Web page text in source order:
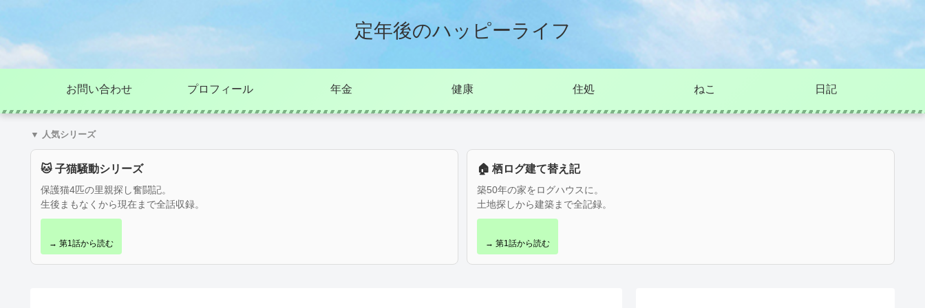
定年後のハッピーライフ
お問い合わせ プロフィール 年金 健康 住処 ねこ 日記
▼ 人気シリーズ
🐱 子猫騒動シリーズ
保護猫4匹の里親探し奮闘記。
生後まもなくから現在まで全話収録。
→ 第1話から読む
🏠 栖ログ建て替え記
築50年の家をログハウスに。
土地探しから建築まで全記録。
→ 第1話から読む